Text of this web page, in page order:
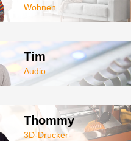
Wohnen
Tim
Audio
Thommy
3D-Drucker